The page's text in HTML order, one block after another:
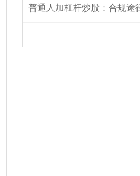
普通人加杠杆炒股：合规途